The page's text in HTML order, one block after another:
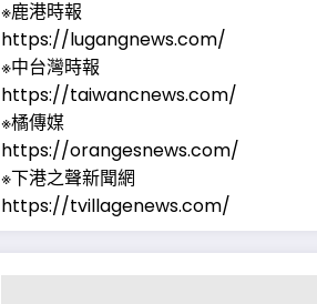
※鹿港時報
https://lugangnews.com/
※中台灣時報
https://taiwancnews.com/
※橘傳媒
https://orangesnews.com/
※下港之聲新聞網
https://tvillagenews.com/